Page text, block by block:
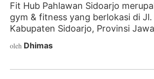
Fit Hub Pahlawan Sidoarjo
gym & fitness yang berlokasi di Jl.
Kabupaten Sidoarjo, Provinsi
oleh Dhimas